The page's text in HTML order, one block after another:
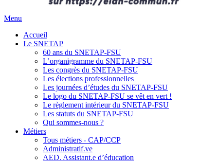
Menu
Accueil
Le SNETAP
60 ans du SNETAP-FSU
L’organigramme du SNETAP-FSU
Les congrès du SNETAP-FSU
Les élections professionnelles
Les journées d’études du SNETAP-FSU
Le logo du SNETAP-FSU se vêt en vert !
Le règlement intérieur du SNETAP-FSU
Les statuts du SNETAP-FSU
Qui sommes-nous ?
Métiers
Tous métiers - CAP/CCP
Administratif.ve
AED. Assistant.e d’éducation